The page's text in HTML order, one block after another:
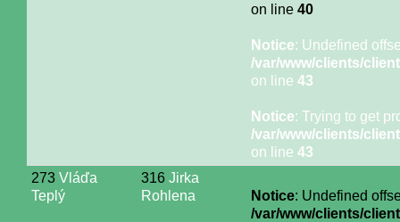
on line 40
Notice: Undefined
/var/www/clients/
on line 43
Notice: Trying to get
/var/www/clients/
on line 43
273 Vláďa
Teplý
316 Jirka
Rohlena
Notice: Undefined
/var/www/clients/